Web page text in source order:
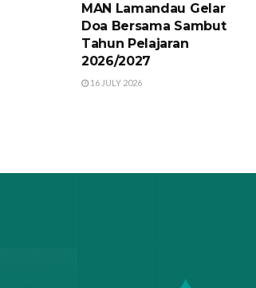
MAN Lamandau Gelar
Doa Bersama Sambut
Tahun Pelajaran
2026/2027
16 JULY 2026